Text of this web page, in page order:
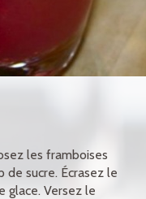
les framboises
sucre. Écrasez le
glace. Versez le